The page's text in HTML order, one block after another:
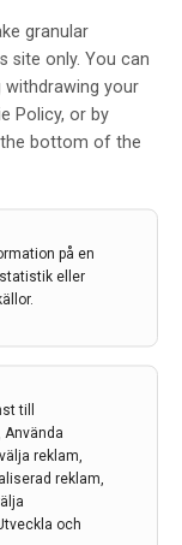
granular
site only. You can
withdrawing your
Policy, or by
bottom of the
på en
eller
till
Använda
reklam,
reklam,
och
26 feb 2024
Disease
interaktivt,
centralt
Örjan Skogar,
8 dec 2023